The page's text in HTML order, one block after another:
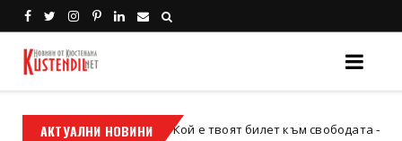
АКТУАЛНИ НОВИНИ
кросов мотор Кой е твоят билет към свободата – кросовият